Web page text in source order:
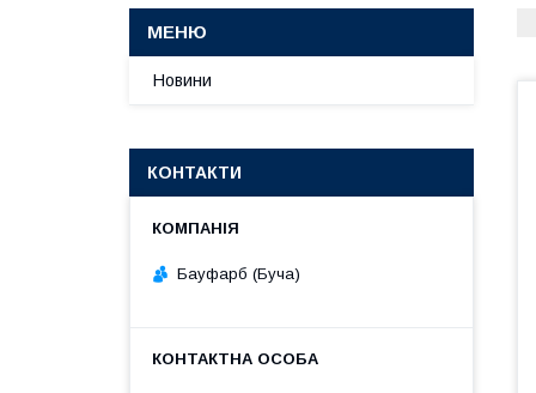
Новини
КОНТАКТИ
Бауфарб (Буча)